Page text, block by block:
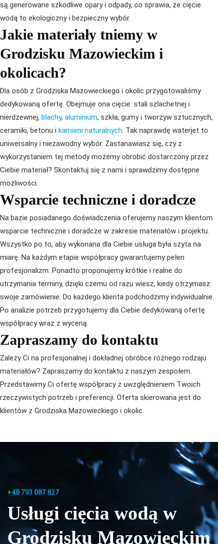
są generowane szkodliwe opary i odpady, co sprawia, że cięcie
wodą to ekologiczny i bezpieczny wybór.
Jakie materiały tniemy w
Grodzisku Mazowieckim i
okolicach?
Dla osób z Grodziska Mazowieckiego i okolic przygotowaliśmy
dedykowaną ofertę. Obejmuje ona cięcie: stali szlachetnej i
nierdzewnej, blachy, aluminium, szkła, gumy i tworzyw sztucznych,
ceramiki, betonu i kamieni naturalnych. Tak naprawdę waterjet to
uniwersalny i niezawodny wybór. Zastanawiasz się, czy z
wykorzystaniem tej metody możemy obrobić dostarczony przez
Ciebie materiał? Skontaktuj się z nami i sprawdzimy dostępne
możliwości.
Wsparcie techniczne i doradcze
Na bazie posiadanego doświadczenia oferujemy naszym klientom
wsparcie techniczne i doradcze w zakresie materiałów i projektu.
Wszystko po to, aby wykonana dla Ciebie usługa była szyta na
miarę. Na każdym etapie współpracy gwarantujemy pełen
profesjonalizm. Ponadto proponujemy krótkie i realne do
utrzymania terminy, dzięki czemu od razu wiesz, kiedy otrzymasz
swoje zamówienie. Do każdego klienta podchodzimy indywidualnie.
Po analizie potrzeb przygotujemy dla Ciebie dedykowaną ofertę
współpracy wraz z wyceną.
Zapraszamy do kontaktu
Zależy Ci na profesjonalnej i dokładnej obróbce różnego rodzaju
materiałów? Zapraszamy do kontaktu z naszym zespołem.
Przedstawimy Ci ofertę współpracy z uwzględnieniem Twoich
rzeczywistych potrzeb i preferencji. Oferta skierowana jest do
klientów z Grodziska Mazowieckiego i okolic.
+48 793 087 827
Usługi cięcia wodą w
Grodzisku Mazowieckim